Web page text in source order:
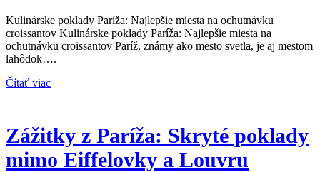
Kulinárske poklady Paríža: Najlepšie miesta na ochutnávku
croissantov Kulinárske poklady Paríža: Najlepšie miesta na
ochutnávku croissantov Paríž, známy ako mesto svetla, je aj mestom
lahôdok….
Čítať viac
Zážitky z Paríža: Skryté poklady
mimo Eiffelovky a Louvru